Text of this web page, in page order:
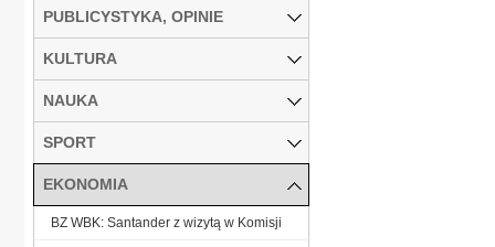
PUBLICYSTYKA, OPINIE
KULTURA
NAUKA
SPORT
EKONOMIA
BZ WBK: Santander z wizytą w Komisji